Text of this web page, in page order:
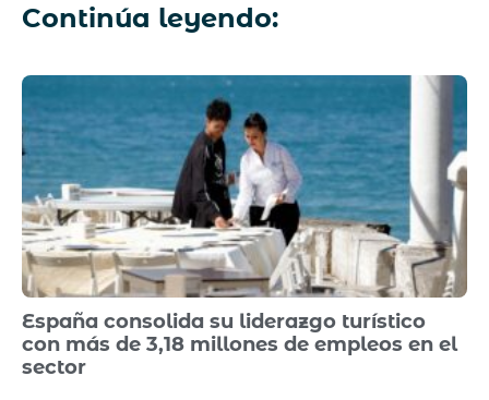
Continúa leyendo:
España consolida su liderazgo turístico
con más de 3,18 millones de empleos en el
sector